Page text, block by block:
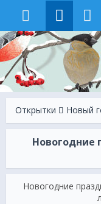
Открытки Новый
Новогодние
Новогодние